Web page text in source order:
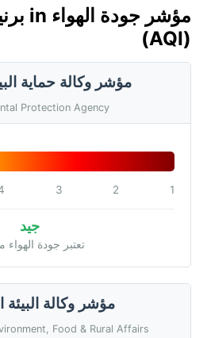
(AQI)
مؤشر وكالة حماية
Protection Agency
1
2
3
جيد
تعتبر جودة الهواء
مؤشر وكالة البيئة
Food & Rural Affairs